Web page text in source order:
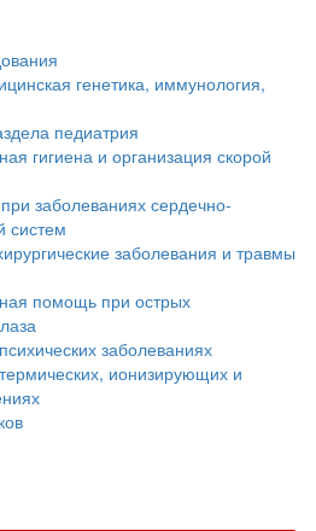
генетика, иммунология,
педиатрия
гигиена и организация скорой
заболеваниях сердечно-
систем
заболевания и травмы
помощь при острых
заболеваниях
ионизирующих и